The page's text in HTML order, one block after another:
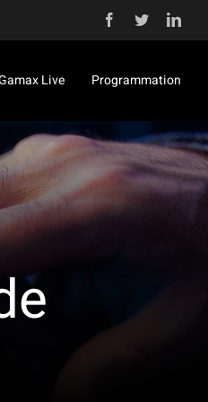
Facebook
Twitter
Live Programmation